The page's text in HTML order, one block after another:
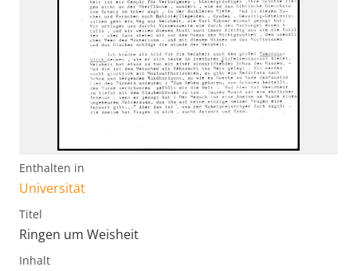
Enthalten in
Universität
Titel
Ringen um Weisheit
Inhalt